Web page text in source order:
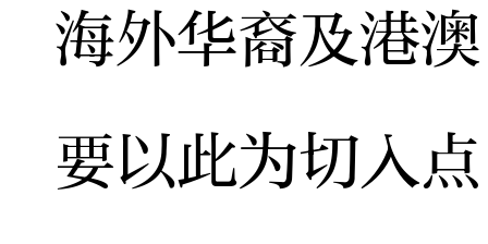
海外华裔及港
要以此为切入